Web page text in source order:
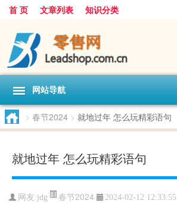
首 页 文章列表 知识分类
网站导航
> 春节2024 > 就地过年 怎么玩精彩语句
就地过年 怎么玩精彩语句
网友:jdg 春节2024 2024-02-12 12:33:55